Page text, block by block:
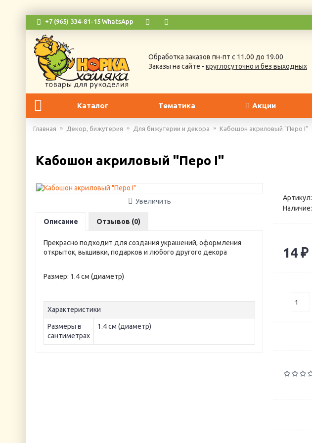
+7 (965) 334-81-15 WhatsApp
Обработка заказов пн-пт с 11.00 до 19.00
Заказы на сайте - круглосуточно и без выходных
Каталог Тематика Акции
Главная Декор, бижутерия Для бижутерии и декора Кабошон акриловый "Перо I"
Кабошон акриловый "Перо I"
Увеличить
Описание Отзывов (0)
Прекрасно подходит для создания украшений, оформления
открыток, вышивки, подарков и любого другого декора
Размер: 1.4 см (диаметр)
Характеристики
Размеры в
сантиметрах
1.4 см (диаметр)
Артикул:
Наличие:
14 ₽